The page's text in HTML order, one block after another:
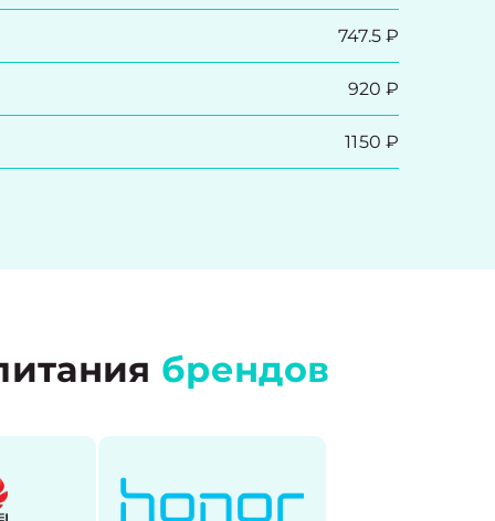
747.5 ₽
920 ₽
1150 ₽
брендов